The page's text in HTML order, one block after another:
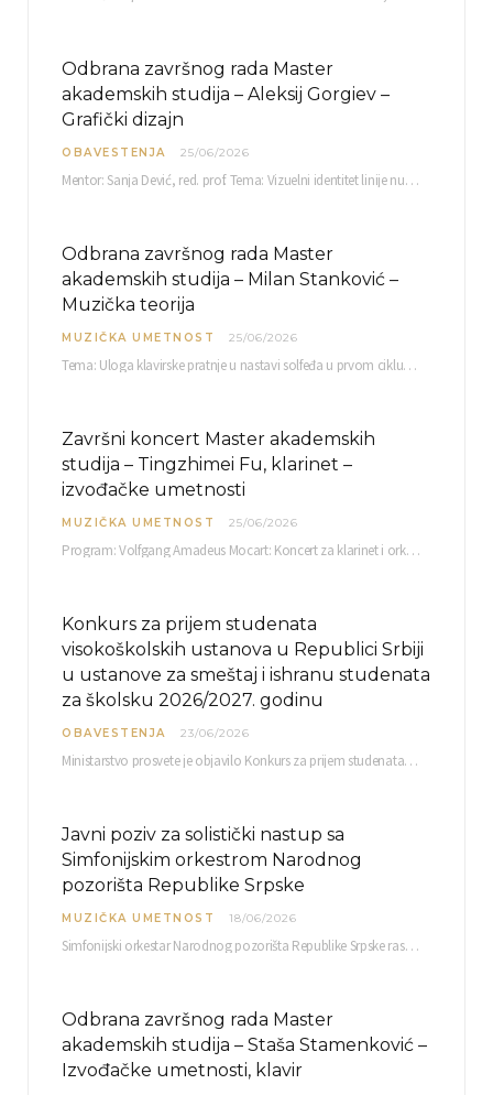
Odbrana završnog rada Master
akademskih studija – Aleksij Gorgiev –
Grafički dizajn
OBAVESTENJA 25/06/2026
Mentor: Sanja Dević, red. prof. Tema: Vizuelni identitet linije nutricionističkih proizvoda Vita+: Od ambalaže do multimedijalne komunikacije Petak, 03. 07.…
Odbrana završnog rada Master
akademskih studija – Milan Stanković –
Muzička teorija
MUZIČKA UMETNOST 25/06/2026
Tema: Uloga klavirske pratnje u nastavi solfeđa u prvom ciklusu osnovne muzičke škole Mentor…
Završni koncert Master akademskih
studija – Tingzhimei Fu, klarinet –
izvođačke umetnosti
MUZIČKA UMETNOST 25/06/2026
Program: Volfgang Amadeus Mocart: Koncert za klarinet i orkestar, A-dur Mentor Miloš Mijatović, redovni profesor…
Konkurs za prijem studenata
visokoškolskih ustanova u Republici Srbiji
u ustanove za smeštaj i ishranu studenata
za školsku 2026/2027. godinu
OBAVESTENJA 23/06/2026
Ministarstvo prosvete je objavilo Konkurs za prijem studenata visokoškolskih ustanova u Republici Srbiji u ustanove…
Javni poziv za solistički nastup sa
Simfonijskim orkestrom Narodnog
pozorišta Republike Srpske
MUZIČKA UMETNOST 18/06/2026
Simfonijski orkestar Narodnog pozorišta Republike Srpske raspisuje javni poziv za učešće u projektu „CRESCENDO: Nova…
Odbrana završnog rada Master
akademskih studija – Staša Stamenković –
Izvođačke umetnosti, klavir